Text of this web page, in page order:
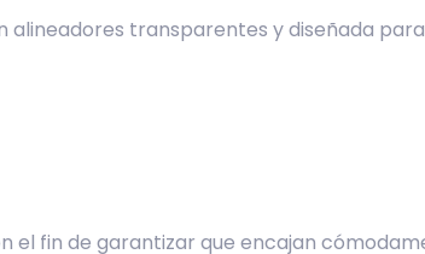
transparentes y diseñada
el fin de garantizar que encajan